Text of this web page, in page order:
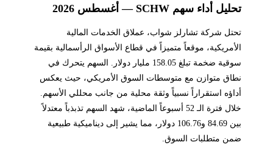
تحليل أداء سهم SCHW — أغسطس 2026
تحتل شركة تشارلز شواب، عملاق الخدمات المالية
الأمريكية، موقعاً متميزاً في قطاع الأسواق الرأسمالية بقيمة
سوقية ضخمة تبلغ 158.05 مليار دولار. السهم يتحرك في
نطاق متوازن مع متوسطات السوق الأمريكي، حيث يعكس
أداؤه استقراراً نسبياً وثقة محلية من جانب محللي الأسهم.
خلال فترة الـ 52 أسبوعاً الماضية، شهد السهم تذبذباً معتدلاً
بين 84.69 و106.76 دولار، مما يشير إلى ديناميكية طبيعية
ضمن متطلبات السوق.